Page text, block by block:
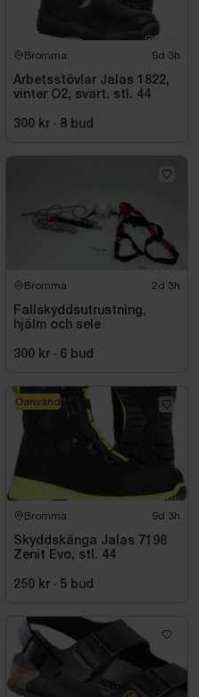
Bromma 9d 3h
Arbetsstövlar Jalas 1822,
vinter O2, svart. stl. 44
300 kr · 8 bud
Bromma 2d 3h
Fallskyddsutrustning,
hjälm och sele
300 kr · 6 bud
Bromma 9d 3h
Skyddskänga Jalas 7198
Zenit Evo, stl. 44
250 kr · 5 bud
Oanvänd